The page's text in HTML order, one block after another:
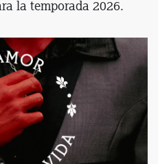
la temporada 2026.